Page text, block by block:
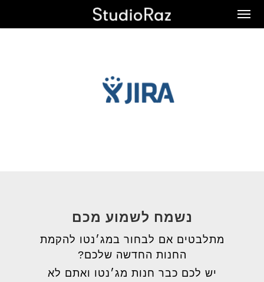
Skip
נשמח לשמוע מכם
מתלבטים אם לבחור במג׳נטו להקמת
החנות החדשה שלכם?
יש לכם כבר חנות מג׳נטו ואתם לא